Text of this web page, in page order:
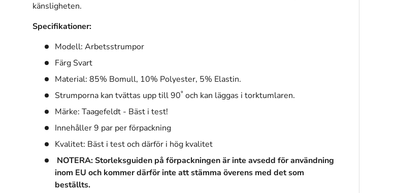
känsligheten.
Specifikationer:
Modell: Arbetsstrumpor
Färg Svart
Material: 85% Bomull, 10% Polyester, 5% Elastin.
Strumporna kan tvättas upp till 90˚ och kan läggas i torktumlaren.
Märke: Taagefeldt - Bäst i test!
Innehåller 9 par per förpackning
Kvalitet: Bäst i test och därför i hög kvalitet
NOTERA:Storleksguiden på förpackningen är inte avsedd för användning
inom EU och kommer därför inte att stämma överens med det som
beställts.